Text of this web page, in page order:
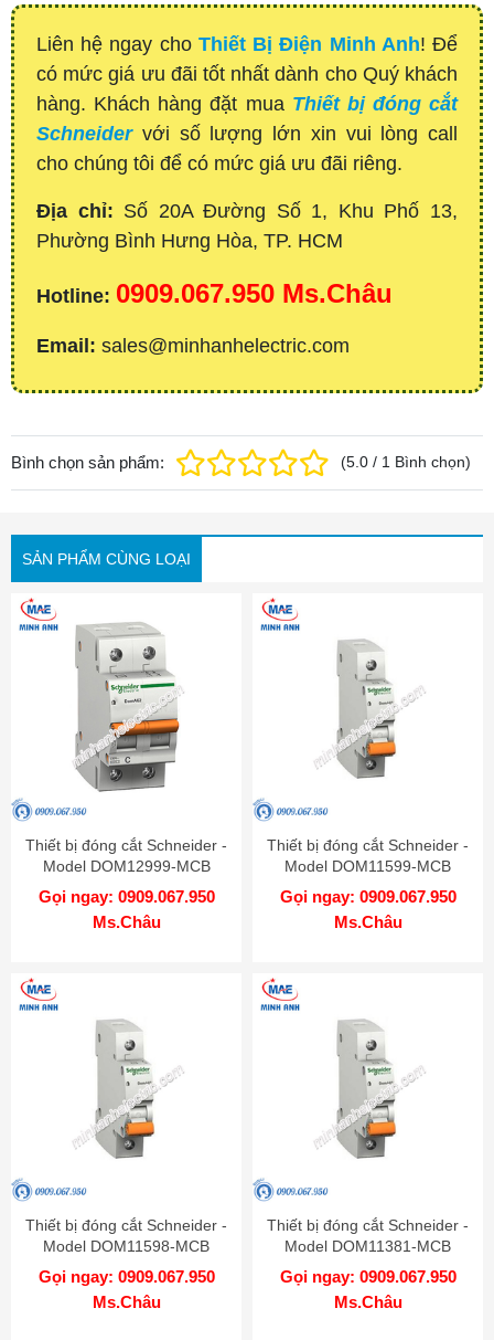
Liên hệ ngay cho Thiết Bị Điện Minh Anh! Để
có mức giá ưu đãi tốt nhất dành cho Quý khách
hàng. Khách hàng đặt mua Thiết bị đóng cắt
Schneider với số lượng lớn xin vui lòng call
cho chúng tôi để có mức giá ưu đãi riêng.
Địa chỉ: Số 20A Đường Số 1, Khu Phố 13,
Phường Bình Hưng Hòa, TP. HCM
Hotline: 0909.067.950 Ms.Châu
Email: sales@minhanhelectric.com
Bình chọn sản phẩm: (5.0 / 1 Bình chọn)
SẢN PHẨM CÙNG LOẠI
Thiết bị đóng cắt Schneider -
Model DOM12999-MCB
Gọi ngay: 0909.067.950
Ms.Châu
Thiết bị đóng cắt Schneider -
Model DOM11599-MCB
Gọi ngay: 0909.067.950
Ms.Châu
Thiết bị đóng cắt Schneider -
Model DOM11598-MCB
Gọi ngay: 0909.067.950
Ms.Châu
Thiết bị đóng cắt Schneider -
Model DOM11381-MCB
Gọi ngay: 0909.067.950
Ms.Châu